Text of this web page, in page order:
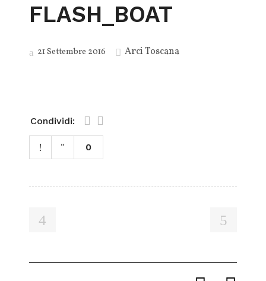
FLASH_BOAT
21 Settembre 2016 Arci Toscana
Condividi:
0